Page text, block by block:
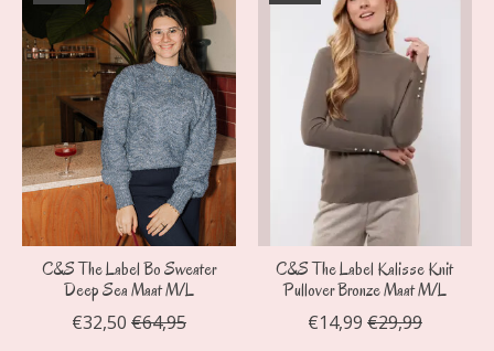
C&S The Label Bo Sweater
Deep Sea Maat M/L
€32,50 €64,95
C&S The Label Kalisse Knit
Pullover Bronze Maat M/L
€14,99 €29,99